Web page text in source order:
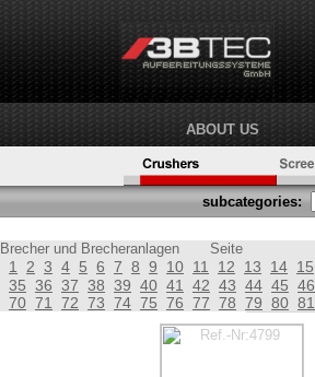
ABOUT US
subcategories:
Brecher und Brecheranlagen Seite
1 2 3 4 5 6 7 8 9 10 11 12 13 14 15
35 36 37 38 39 40 41 42 43 44 45 46
70 71 72 73 74 75 76 77 78 79 80 81